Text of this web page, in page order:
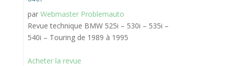
par Webmaster Problemauto
Revue technique BMW 525i – 530i – 535i –
540i – Touring de 1989 à 1995
Acheter la revue